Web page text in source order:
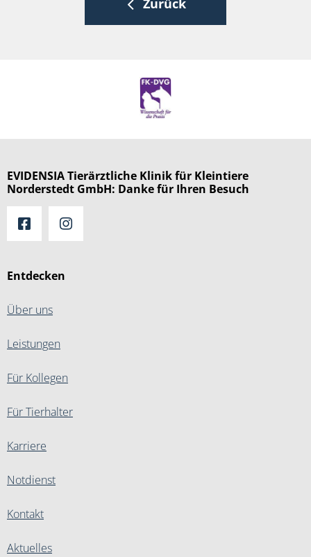
Zurück
Entdecken
Über uns
Leistungen
Für Kollegen
Für Tierhalter
Karriere
Notdienst
Kontakt
Aktuelles
EVIDENSIA Tierärztliche Klinik für Kleintiere
Norderstedt GmbH: Danke für Ihren Besuch